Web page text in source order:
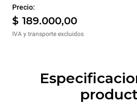
Precio:
$ 189.000,00
IVA y transporte excluidos